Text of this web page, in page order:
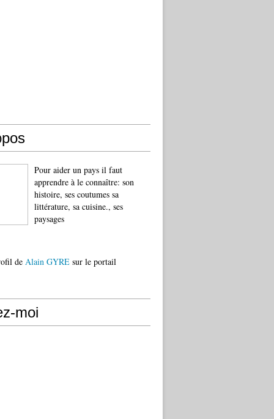
Pour aider un pays il faut
apprendre à le connaître: son
histoire, ses coutumes sa
littérature, sa cuisine., ses
paysages
de Alain GYRE sur le portail
moi